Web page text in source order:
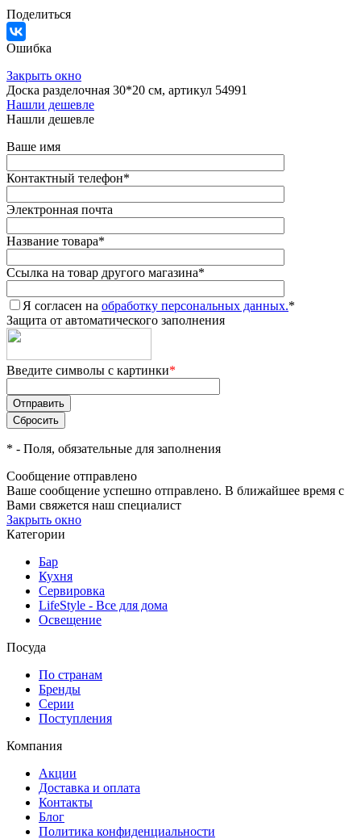
Поделиться
Ошибка
Закрыть окно
Доска разделочная 30*20 см, артикул 54991
Нашли дешевле
Нашли дешевле
Ваше имя
Контактный телефон*
Электронная почта
Название товара*
Ссылка на товар другого магазина*
Я согласен на обработку персональных данных.*
Защита от автоматического заполнения
Введите символы с картинки*
* - Поля, обязательные для заполнения
Сообщение отправлено
Ваше сообщение успешно отправлено. В ближайшее время с
Вами свяжется наш специалист
Закрыть окно
Категории
Бар
Кухня
Сервировка
LifeStyle - Все для дома
Освещение
Посуда
По странам
Бренды
Серии
Поступления
Компания
Акции
Доставка и оплата
Контакты
Блог
Политика конфиденциальности